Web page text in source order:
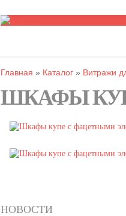
Главная » Каталог » Витражи
ШКАФЫ
НОВОСТИ